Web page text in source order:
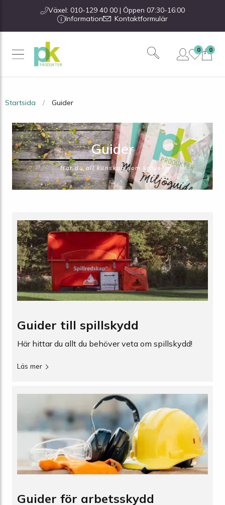
Växel: 010-129 40 00 | Öppen 07:30-16:00
Information
Kontaktformulär
0
0
Startsida Guider
Guider
Har du all kunskap som krävs?
Guider till spillskydd
Här hittar du allt du behöver veta om spillskydd!
Läs mer
Guider för arbetsskydd